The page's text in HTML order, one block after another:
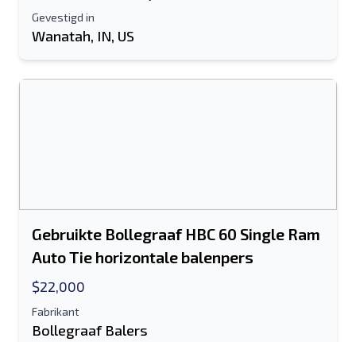
Gevestigd in
Wanatah, IN, US
Gebruikte Bollegraaf HBC 60 Single Ram
Auto Tie horizontale balenpers
$22,000
Fabrikant
Bollegraaf Balers